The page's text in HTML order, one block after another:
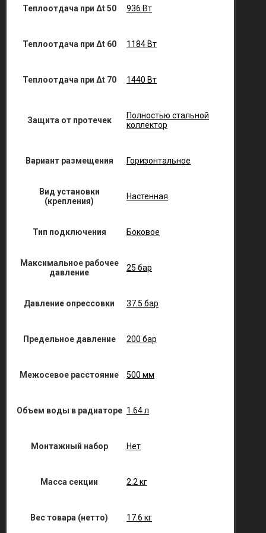
Теплоотдача при Δt 50 936 Вт
Теплоотдача при Δt 60 1184 Вт
Теплоотдача при Δt 70 1440 Вт
Защита от протечек
Полностью стальной
коллектор
Вариант размещения Горизонтальное
Вид установки
(крепления)
Настенная
Тип подключения Боковое
Максимальное рабочее
давление
25 бар
Давление опрессовки 37.5 бар
Предельное давление 200 бар
Межосевое расстояние 500 мм
Объем воды в радиаторе 1.64 л
Монтажный набор Нет
Масса секции 2.2 кг
Вес товара (нетто) 17.6 кг